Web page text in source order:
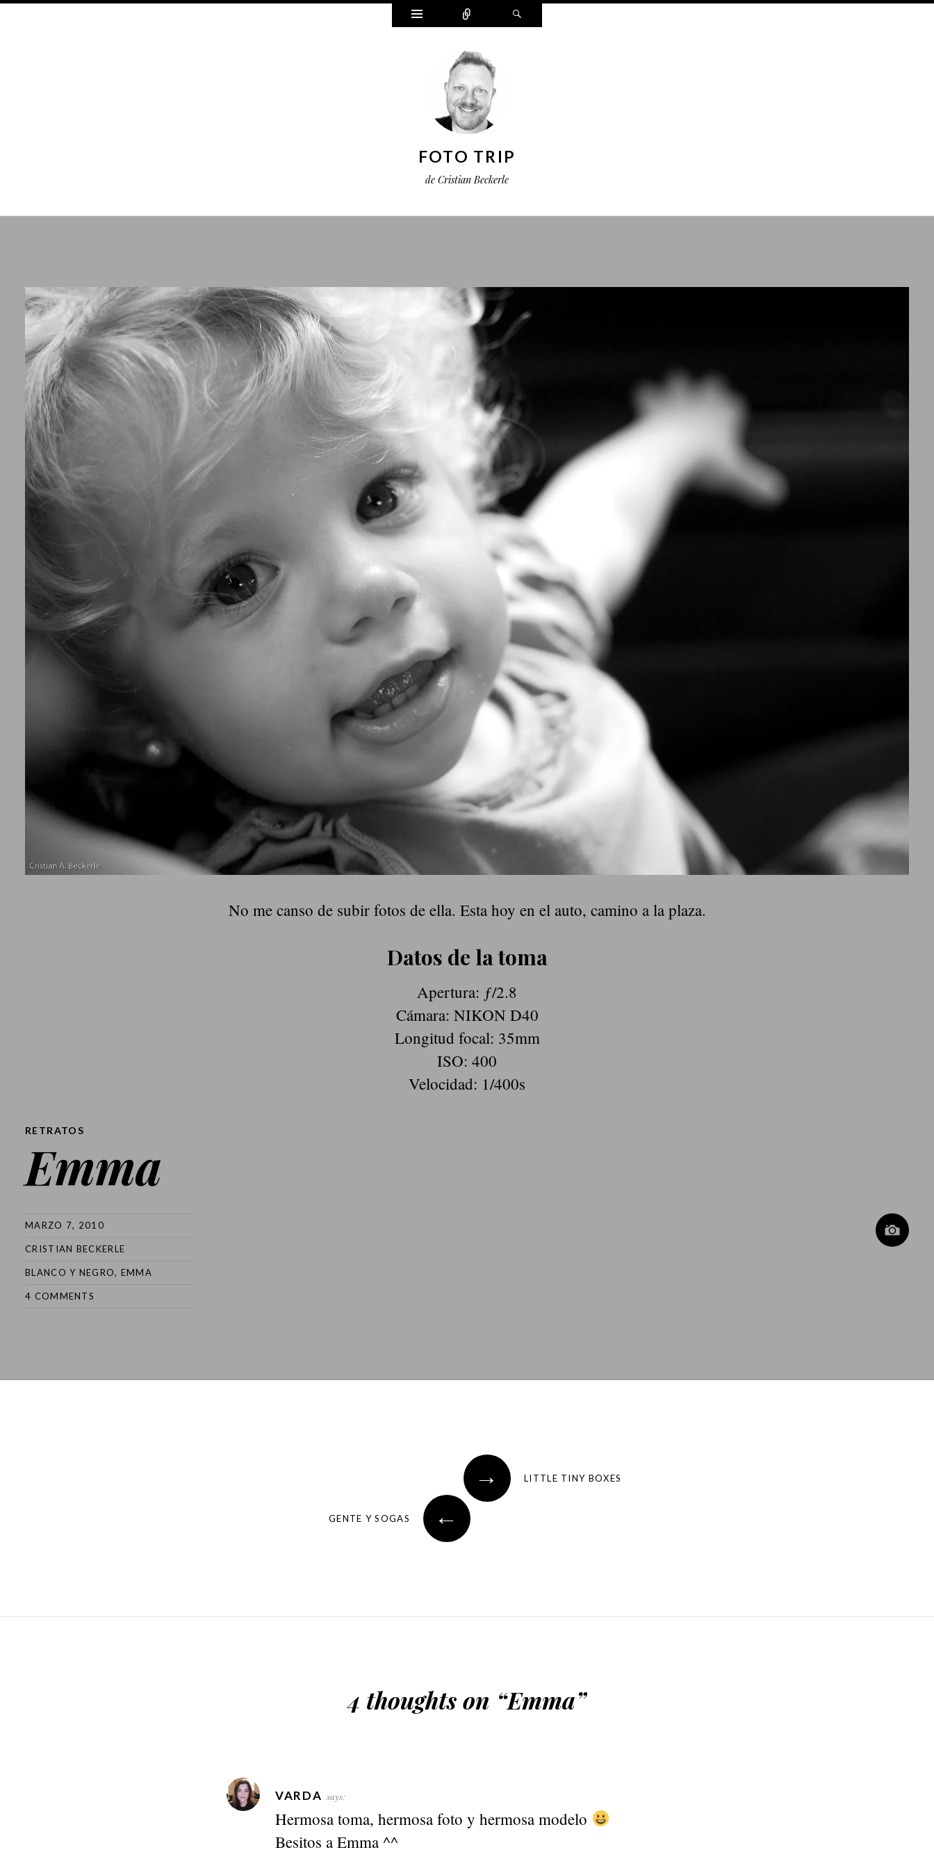
Widgets Connect
FOTO TRIP
de Cristian Beckerle
No me canso de subir fotos de ella. Esta hoy en el auto, camino a la plaza.
Datos de la toma
Apertura: ƒ/2.8
Cámara: NIKON D40
Longitud focal: 35mm
ISO: 400
Velocidad: 1/400s
RETRATOS
Emma
MARZO 7, 2010
CRISTIAN BECKERLE
BLANCO Y NEGRO, EMMA
4 COMMENTS
→ LITTLE TINY BOXES
←
GENTE Y SOGAS
4 thoughts on “Emma”
VARDA says:
Hermosa toma, hermosa foto y hermosa modelo
Besitos a Emma ^^